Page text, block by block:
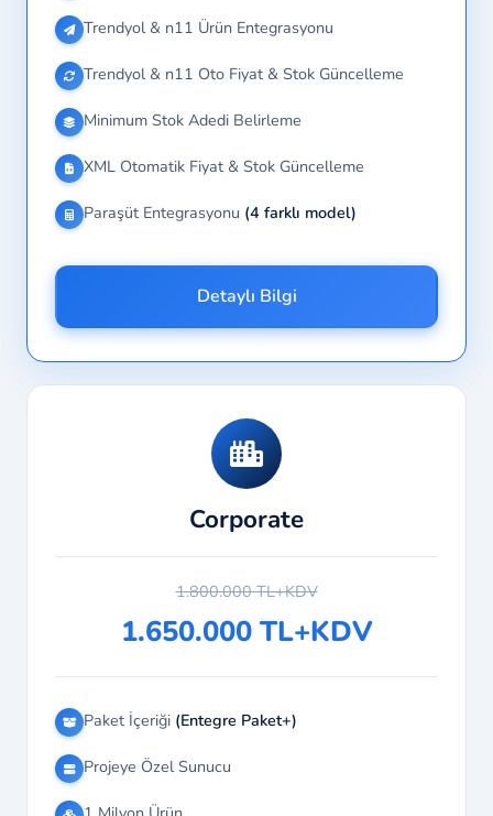
Trendyol & n11 Ürün Entegrasyonu
Trendyol & n11 Oto Fiyat & Stok Güncelleme
Minimum Stok Adedi Belirleme
XML Otomatik Fiyat & Stok Güncelleme
Paraşüt Entegrasyonu (4 farklı model)
Detaylı Bilgi
Corporate
1.800.000 TL+KDV
1.650.000 TL+KDV
Paket İçeriği (Entegre Paket+)
Projeye Özel Sunucu